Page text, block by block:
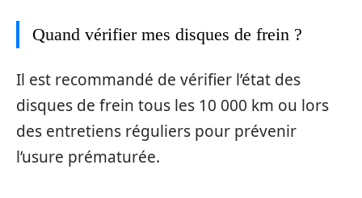
Quand vérifier mes disques de frein ?
Il est recommandé de vérifier l’état des
disques de frein tous les 10 000 km ou lors
des entretiens réguliers pour prévenir
l’usure prématurée.